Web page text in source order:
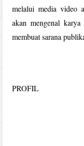
melalui media video
akan mengenal
membuat sarana
PROFIL